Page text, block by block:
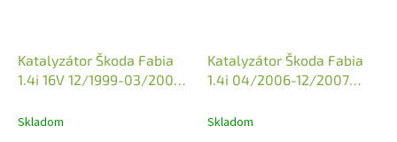
Katalyzátor Škoda Fabia
1.4i 16V 12/1999-03/2008
Skladom
Katalyzátor Škoda Fabia
1.4i 04/2006-12/2007
Skladom